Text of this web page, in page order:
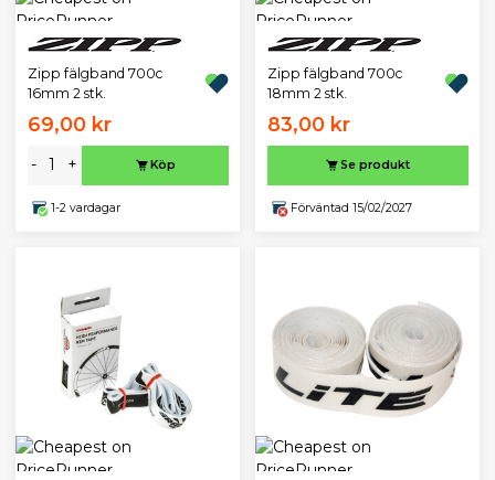
Zipp fälgband 700c
16mm 2 stk.
69,00 kr
- + Köp
1-2 vardagar
Zipp fälgband 700c
18mm 2 stk.
83,00 kr
Se produkt
Förväntad 15/02/2027